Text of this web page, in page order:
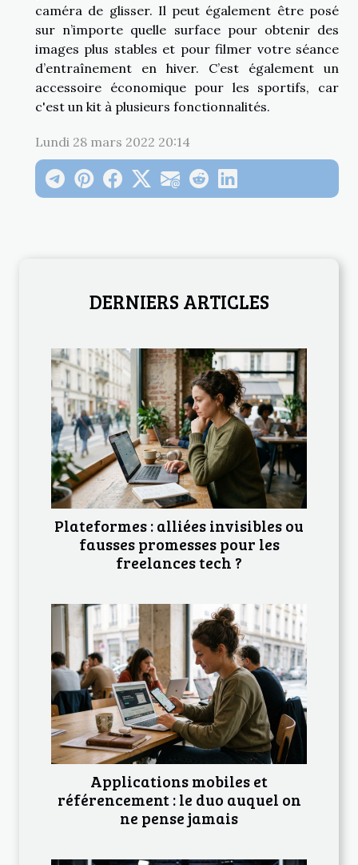
DERNIERS ARTICLES
Plateformes : alliées invisibles ou
fausses promesses pour les
freelances tech ?
Applications mobiles et
référencement : le duo auquel on
ne pense jamais
caméra de glisser. Il peut également être posé
sur n’importe quelle surface pour obtenir des
images plus stables et pour filmer votre séance
d’entraînement en hiver. C’est également un
accessoire économique pour les sportifs, car
c'est un kit à plusieurs fonctionnalités.
Lundi 28 mars 2022 20:14